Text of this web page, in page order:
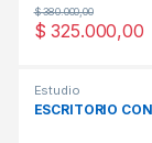
$ 325.000,00
$380.000,00
Este producto
Estudio
ESCRITORIO